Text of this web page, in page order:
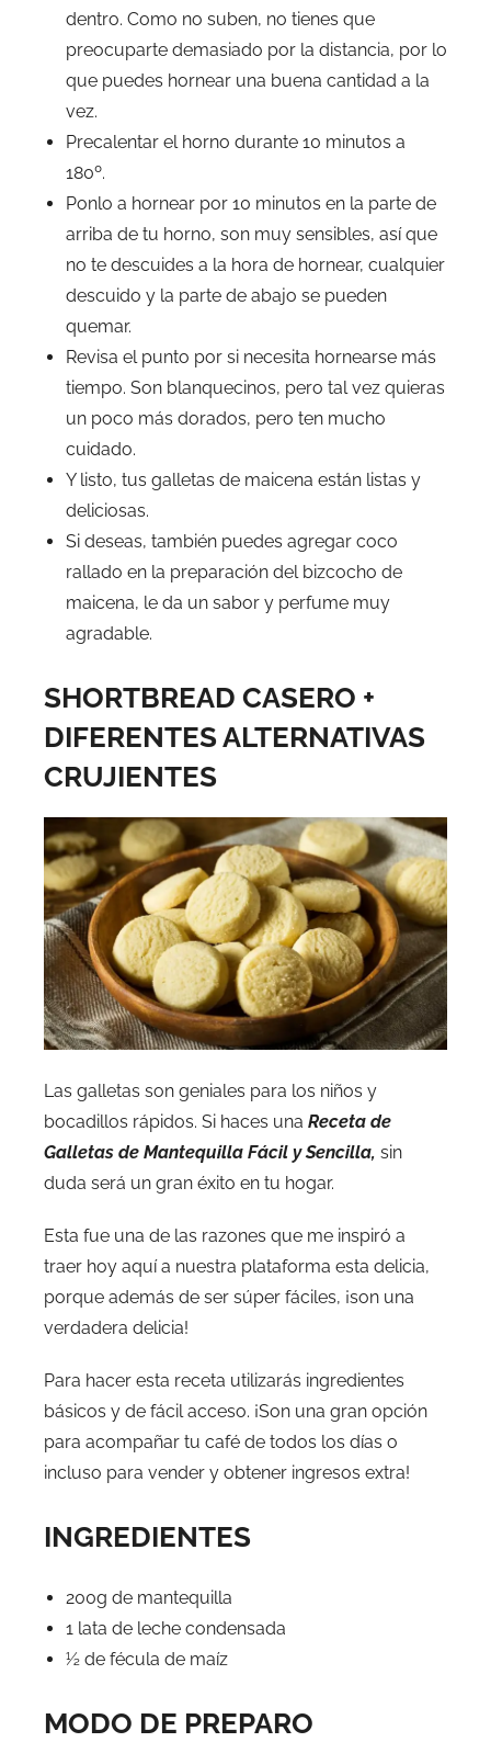
dentro. Como no suben, no tienes que
preocuparte demasiado por la distancia, por lo
que puedes hornear una buena cantidad a la
vez.
Precalentar el horno durante 10 minutos a
180º.
Ponlo a hornear por 10 minutos en la parte de
arriba de tu horno, son muy sensibles, así que
no te descuides a la hora de hornear, cualquier
descuido y la parte de abajo se pueden
quemar.
Revisa el punto por si necesita hornearse más
tiempo. Son blanquecinos, pero tal vez quieras
un poco más dorados, pero ten mucho
cuidado.
Y listo, tus galletas de maicena están listas y
deliciosas.
Si deseas, también puedes agregar coco
rallado en la preparación del bizcocho de
maicena, le da un sabor y perfume muy
agradable.
SHORTBREAD CASERO +
DIFERENTES ALTERNATIVAS
CRUJIENTES
Las galletas son geniales para los niños y
bocadillos rápidos. Si haces una Receta de
Galletas de Mantequilla Fácil y Sencilla, sin
duda será un gran éxito en tu hogar.
Esta fue una de las razones que me inspiró a
traer hoy aquí a nuestra plataforma esta delicia,
porque además de ser súper fáciles, ¡son una
verdadera delicia!
Para hacer esta receta utilizarás ingredientes
básicos y de fácil acceso. ¡Son una gran opción
para acompañar tu café de todos los días o
incluso para vender y obtener ingresos extra!
INGREDIENTES
200g de mantequilla
1 lata de leche condensada
½ de fécula de maíz
MODO DE PREPARO